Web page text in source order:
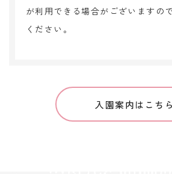
が利用できる場合がございますの
ください。
入園案内はこちら